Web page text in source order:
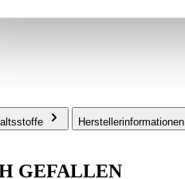
Herstellerinformationen
GEFALLEN